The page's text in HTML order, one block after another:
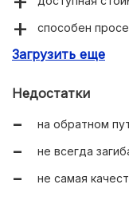
способен
хорошо лежит в
Загрузить еще
Недостатки
на обратном
не всегда
не самая